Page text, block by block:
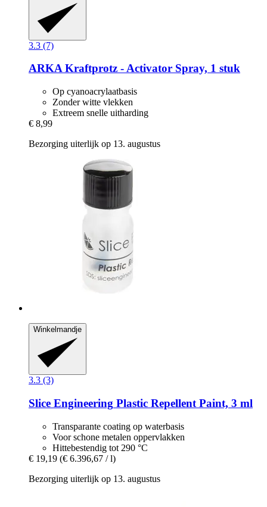
3.3 (7)
ARKAKraftprotz -​ Activator Spray, 1 stuk
Op cyanoacrylaatbasis
Zonder witte vlekken
Extreem snelle uitharding
€ 8,99
Bezorging uiterlijk op 13. augustus
Winkelmandje
3.3 (3)
Slice Engineering Plastic Repellent Paint, 3 ml
Transparante coating op waterbasis
Voor schone metalen oppervlakken
Hittebestendig tot 290 °C
€ 19,19 (€ 6.396,67 / l)
Bezorging uiterlijk op 13. augustus